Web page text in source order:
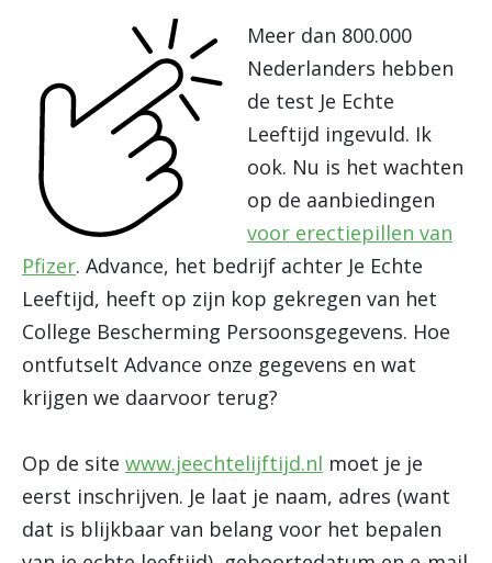
Meer dan 800.000
Nederlanders hebben
de test Je Echte
Leeftijd ingevuld. Ik
ook. Nu is het wachten
op de aanbiedingen
voor erectiepillen van
Pfizer. Advance, het bedrijf achter Je Echte
Leeftijd, heeft op zijn kop gekregen van het
College Bescherming Persoonsgegevens. Hoe
ontfutselt Advance onze gegevens en wat
krijgen we daarvoor terug?
Op de site www.jeechtelijftijd.nl moet je je
eerst inschrijven. Je laat je naam, adres (want
dat is blijkbaar van belang voor het bepalen